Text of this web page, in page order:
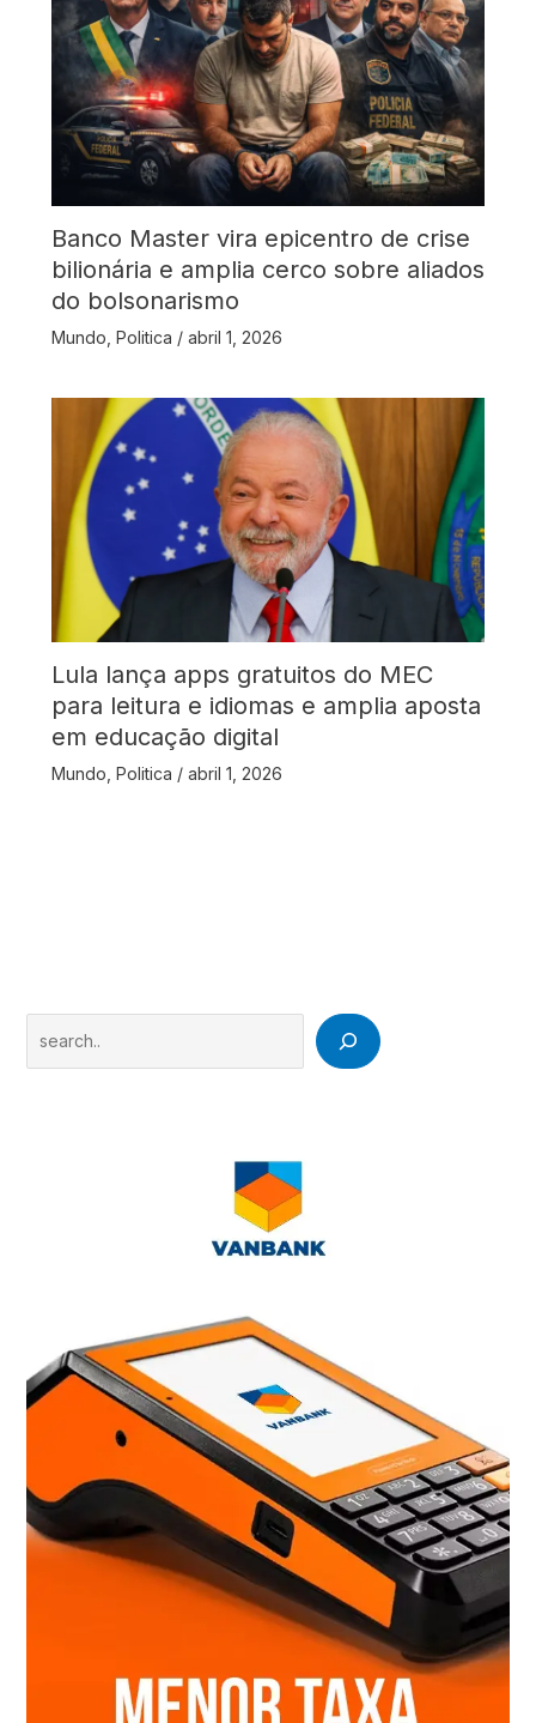
Banco Master vira epicentro de crise
bilionária e amplia cerco sobre aliados
do bolsonarismo
Mundo Politica / abril 1, 2026
Lula lança apps gratuitos do MEC
para leitura e idiomas e amplia aposta
em educação digital
Mundo Politica / abril 1, 2026